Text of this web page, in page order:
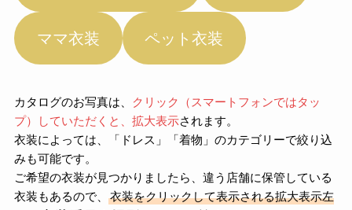
ママ衣装 ペット衣装
カタログのお写真は、
クリック（スマートフォンではタッ
プ）していただくと、拡大表示されます。
衣装によっては、「ドレス」「着物」のカテゴリーで絞り込
みも可能です。
ご希望の衣装が見つかりましたら、違う店舗に保管している
衣装もあるので、
衣装をクリックして表示される拡大表示左